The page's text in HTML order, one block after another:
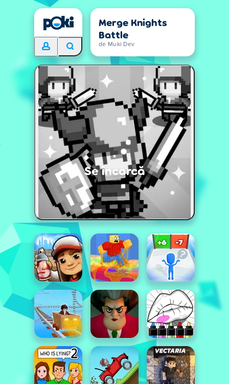
Merge Knights
Battle
de Muki Dev
Se încarcă